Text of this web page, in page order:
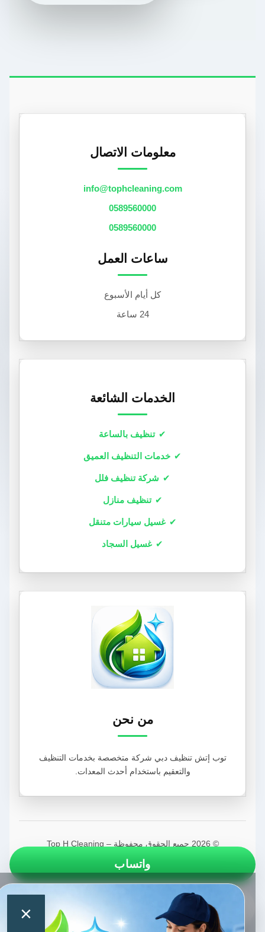
معلومات الاتصال
info@tophcleaning.com
0589560000
0589560000
ساعات العمل
كل أيام الأسبوع
24 ساعة
الخدمات الشائعة
تنظيف بالساعة
خدمات التنظيف العميق
شركة تنظيف فلل
تنظيف منازل
غسيل سيارات متنقل
غسيل السجاد
من نحن
توب إتش تنظيف دبي شركة متخصصة بخدمات التنظيف
والتعقيم باستخدام أحدث المعدات.
© 2026 جميع الحقوق محفوظة – Top H Cleaning
واتساب
×